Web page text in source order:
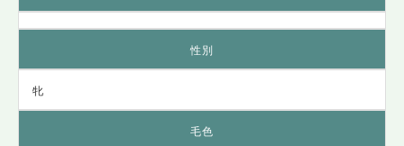
性別
牝
毛色